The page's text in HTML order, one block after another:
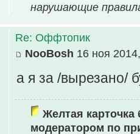
нарушающие
Re: Оффтопик
NooBosh 16 ноя
а я за /вырезано/
Желтая карточка
модератором по